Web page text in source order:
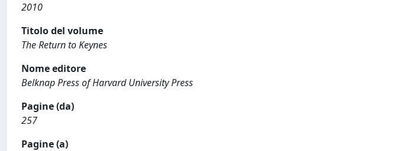
2010
Titolo del volume
The Return to Keynes
Nome editore
Belknap Press of Harvard University Press
Pagine (da)
257
Pagine (a)